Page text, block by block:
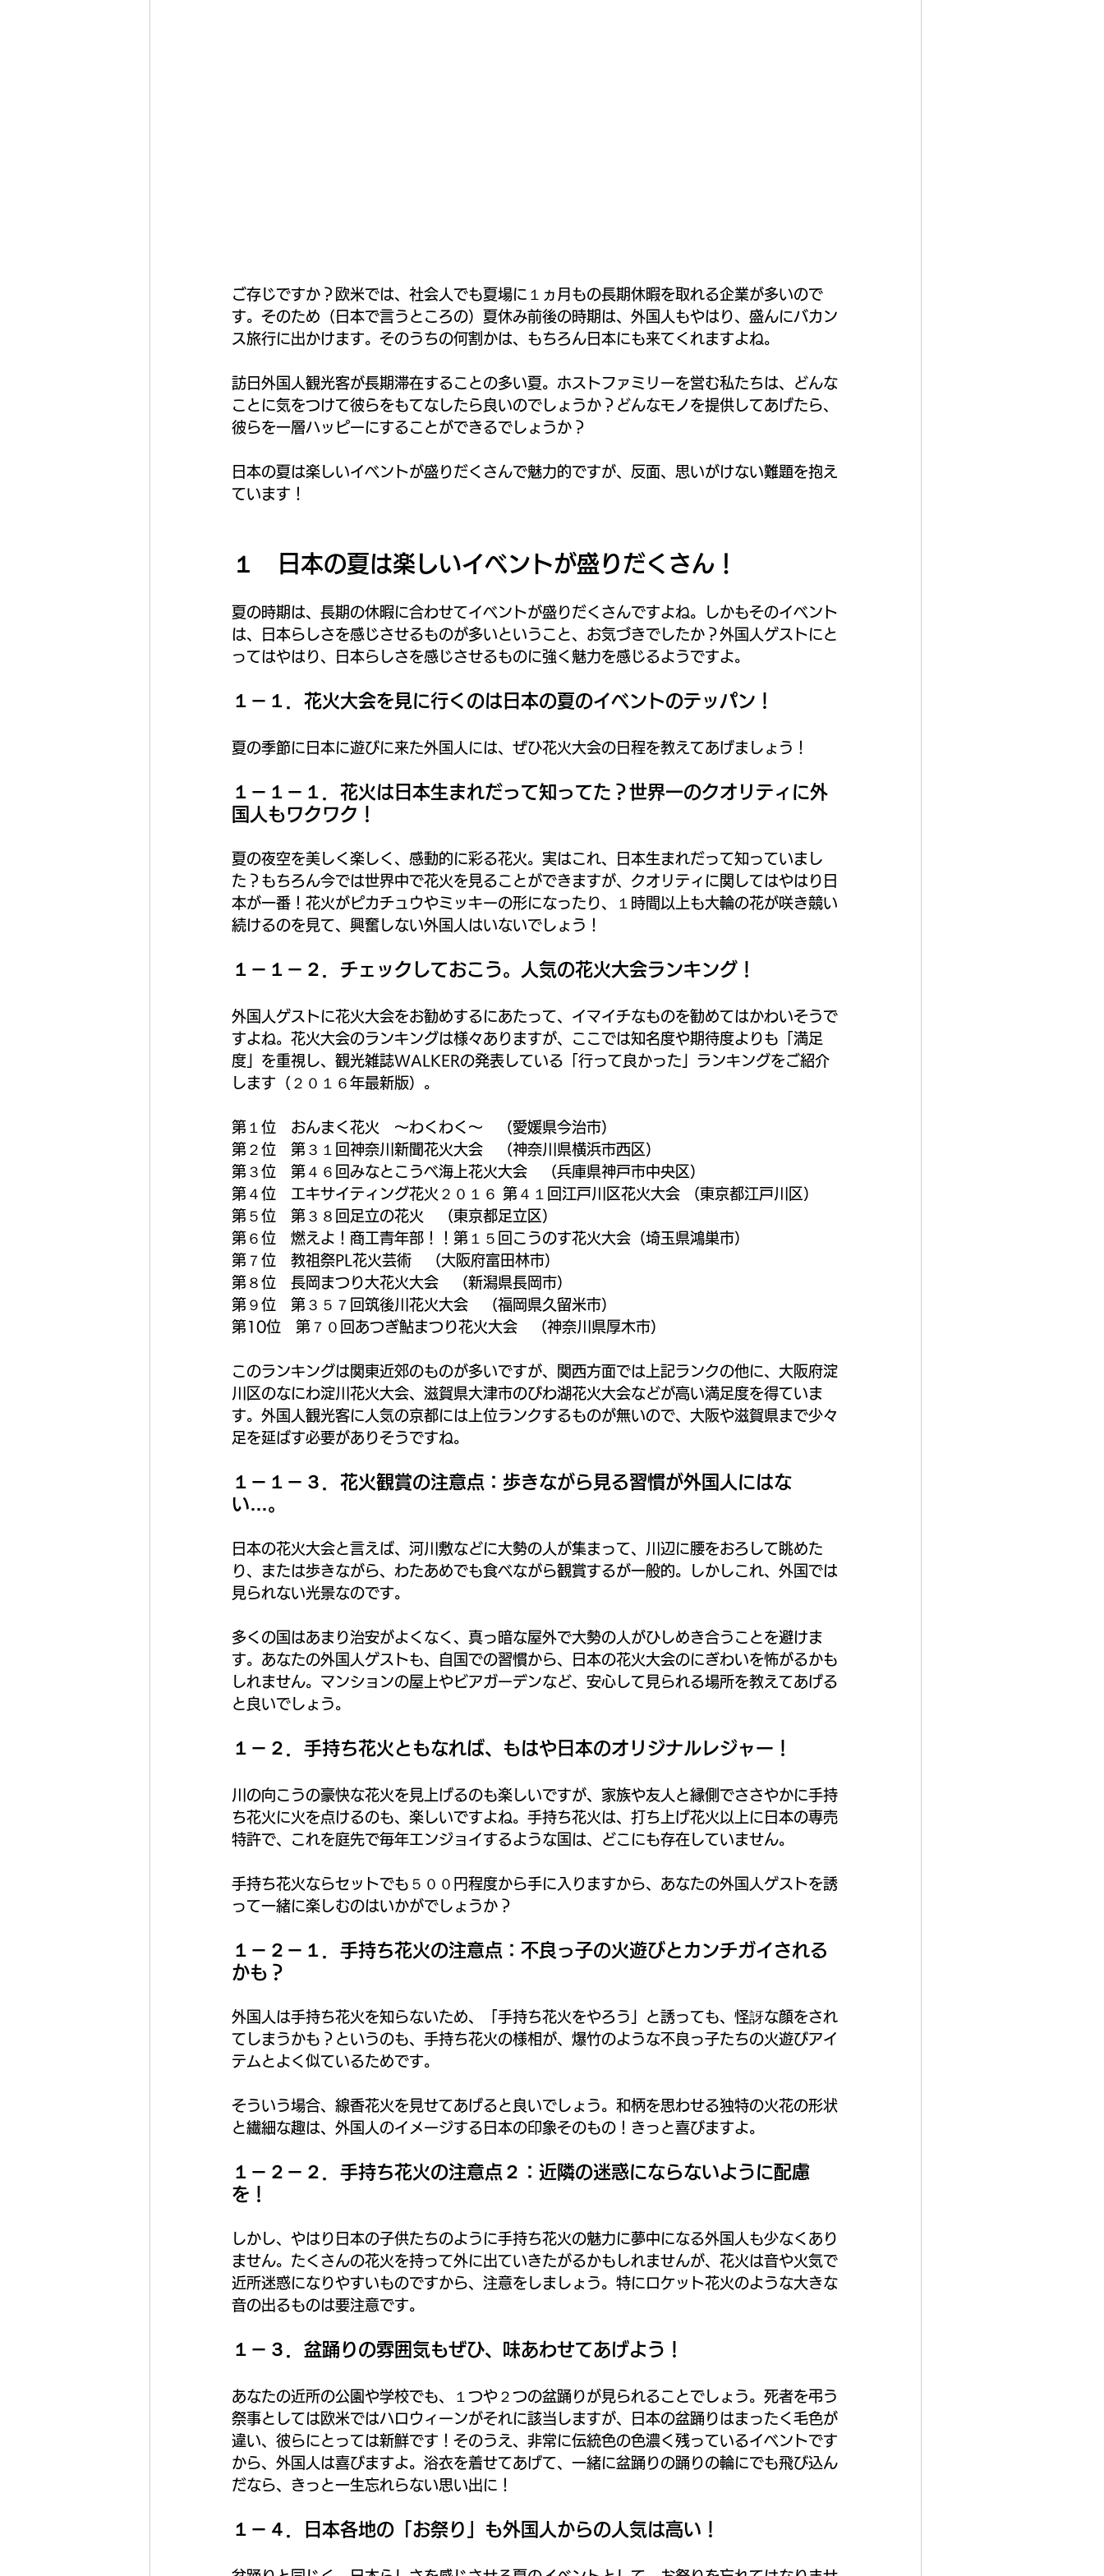
ご存じですか？欧米では、社会人でも夏場に１ヵ月もの長期休暇を取れる企業が多いので
す。そのため（日本で言うところの）夏休み前後の時期は、外国人もやはり、盛んにバカン
ス旅行に出かけます。そのうちの何割かは、もちろん日本にも来てくれますよね。
訪日外国人観光客が長期滞在することの多い夏。ホストファミリーを営む私たちは、どんな
ことに気をつけて彼らをもてなしたら良いのでしょうか？どんなモノを提供してあげたら、
彼らを一層ハッピーにすることができるでしょうか？
日本の夏は楽しいイベントが盛りだくさんで魅力的ですが、反面、思いがけない難題を抱え
ています！
１　日本の夏は楽しいイベントが盛りだくさん！
夏の時期は、長期の休暇に合わせてイベントが盛りだくさんですよね。しかもそのイベント
は、日本らしさを感じさせるものが多いということ、お気づきでしたか？外国人ゲストにと
ってはやはり、日本らしさを感じさせるものに強く魅力を感じるようですよ。
１－１．花火大会を見に行くのは日本の夏のイベントのテッパン！
夏の季節に日本に遊びに来た外国人には、ぜひ花火大会の日程を教えてあげましょう！
１－１－１．花火は日本生まれだって知ってた？世界一のクオリティに外
国人もワクワク！
夏の夜空を美しく楽しく、感動的に彩る花火。実はこれ、日本生まれだって知っていまし
た？もちろん今では世界中で花火を見ることができますが、クオリティに関してはやはり日
本が一番！花火がピカチュウやミッキーの形になったり、１時間以上も大輪の花が咲き競い
続けるのを見て、興奮しない外国人はいないでしょう！
１－１－２．チェックしておこう。人気の花火大会ランキング！
外国人ゲストに花火大会をお勧めするにあたって、イマイチなものを勧めてはかわいそうで
すよね。花火大会のランキングは様々ありますが、ここでは知名度や期待度よりも「満足
度」を重視し、観光雑誌WALKERの発表している「行って良かった」ランキングをご紹介
します（２０１６年最新版）。
第１位　おんまく花火　～わくわく～　（愛媛県今治市）
第２位　第３１回神奈川新聞花火大会　（神奈川県横浜市西区）
第３位　第４６回みなとこうべ海上花火大会　（兵庫県神戸市中央区）
第４位　エキサイティング花火２０１６ 第４１回江戸川区花火大会 （東京都江戸川区）
第５位　第３８回足立の花火　（東京都足立区）
第６位　燃えよ！商工青年部！！第１５回こうのす花火大会（埼玉県鴻巣市）
第７位　教祖祭PL花火芸術　（大阪府富田林市）
第８位　長岡まつり大花火大会　（新潟県長岡市）
第９位　第３５７回筑後川花火大会　（福岡県久留米市）
第10位　第７０回あつぎ鮎まつり花火大会　（神奈川県厚木市）
このランキングは関東近郊のものが多いですが、関西方面では上記ランクの他に、大阪府淀
川区のなにわ淀川花火大会、滋賀県大津市のびわ湖花火大会などが高い満足度を得ていま
す。外国人観光客に人気の京都には上位ランクするものが無いので、大阪や滋賀県まで少々
足を延ばす必要がありそうですね。
１－１－３．花火観賞の注意点：歩きながら見る習慣が外国人にはな
い…。
日本の花火大会と言えば、河川敷などに大勢の人が集まって、川辺に腰をおろして眺めた
り、または歩きながら、わたあめでも食べながら観賞するが一般的。しかしこれ、外国では
見られない光景なのです。
多くの国はあまり治安がよくなく、真っ暗な屋外で大勢の人がひしめき合うことを避けま
す。あなたの外国人ゲストも、自国での習慣から、日本の花火大会のにぎわいを怖がるかも
しれません。マンションの屋上やビアガーデンなど、安心して見られる場所を教えてあげる
と良いでしょう。
１－２．手持ち花火ともなれば、もはや日本のオリジナルレジャー！
川の向こうの豪快な花火を見上げるのも楽しいですが、家族や友人と縁側でささやかに手持
ち花火に火を点けるのも、楽しいですよね。手持ち花火は、打ち上げ花火以上に日本の専売
特許で、これを庭先で毎年エンジョイするような国は、どこにも存在していません。
手持ち花火ならセットでも５００円程度から手に入りますから、あなたの外国人ゲストを誘
って一緒に楽しむのはいかがでしょうか？
１－２－１．手持ち花火の注意点：不良っ子の火遊びとカンチガイされる
かも？
外国人は手持ち花火を知らないため、「手持ち花火をやろう」と誘っても、怪訝な顔をされ
てしまうかも？というのも、手持ち花火の様相が、爆竹のような不良っ子たちの火遊びアイ
テムとよく似ているためです。
そういう場合、線香花火を見せてあげると良いでしょう。和柄を思わせる独特の火花の形状
と繊細な趣は、外国人のイメージする日本の印象そのもの！きっと喜びますよ。
１－２－２．手持ち花火の注意点２：近隣の迷惑にならないように配慮
を！
しかし、やはり日本の子供たちのように手持ち花火の魅力に夢中になる外国人も少なくあり
ません。たくさんの花火を持って外に出ていきたがるかもしれませんが、花火は音や火気で
近所迷惑になりやすいものですから、注意をしましょう。特にロケット花火のような大きな
音の出るものは要注意です。
１－３．盆踊りの雰囲気もぜひ、味あわせてあげよう！
あなたの近所の公園や学校でも、１つや２つの盆踊りが見られることでしょう。死者を弔う
祭事としては欧米ではハロウィーンがそれに該当しますが、日本の盆踊りはまったく毛色が
違い、彼らにとっては新鮮です！そのうえ、非常に伝統色の色濃く残っているイベントです
から、外国人は喜びますよ。浴衣を着せてあげて、一緒に盆踊りの踊りの輪にでも飛び込ん
だなら、きっと一生忘れらない思い出に！
１－４．日本各地の「お祭り」も外国人からの人気は高い！